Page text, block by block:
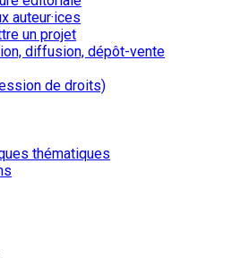
auteur·ices
un projet
diffusion, dépôt-vente
de droits)
thématiques